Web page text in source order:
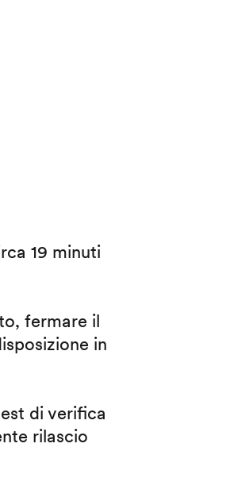
19 minuti
fermare il
in
di verifica
rilascio